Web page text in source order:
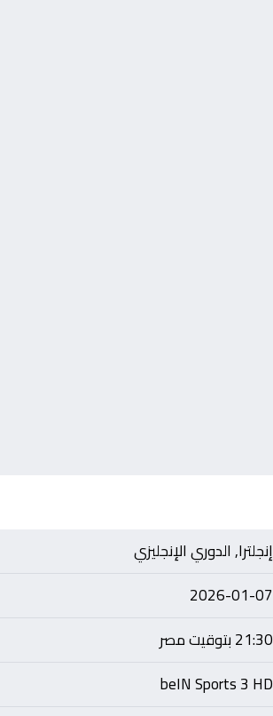
إنجلترا, الدوري الإنجليزي
2026-01-07
21:30 بتوقيت مصر
beIN Sports 3 HD